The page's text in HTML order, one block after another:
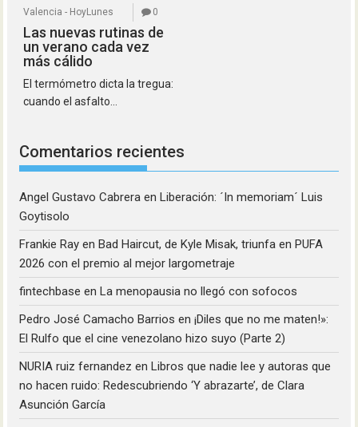
Valencia - HoyLunes
0
Las nuevas rutinas de
un verano cada vez
más cálido
El termómetro dicta la tregua:
cuando el asfalto...
Comentarios recientes
Angel Gustavo Cabrera enLiberación: ´In memoriam´ Luis
Goytisolo
Frankie Ray enBad Haircut, de Kyle Misak, triunfa en PUFA
2026 con el premio al mejor largometraje
fintechbase enLa menopausia no llegó con sofocos
Pedro José Camacho Barrios en¡Diles que no me maten!»:
El Rulfo que el cine venezolano hizo suyo (Parte 2)
NURIA ruiz fernandez enLibros que nadie lee y autoras que
no hacen ruido: Redescubriendo ‘Y abrazarte’, de Clara
Asunción García